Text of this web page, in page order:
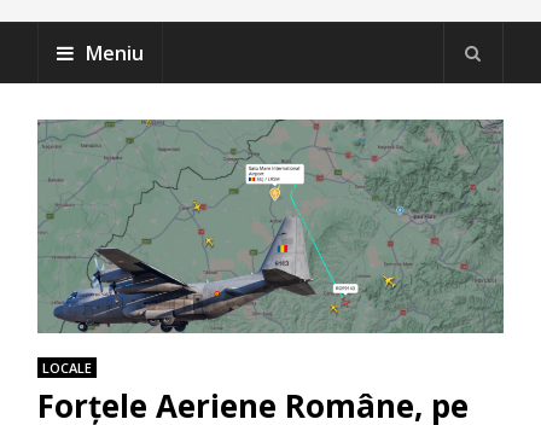
Meniu
LOCALE
Forțele Aeriene Române, pe